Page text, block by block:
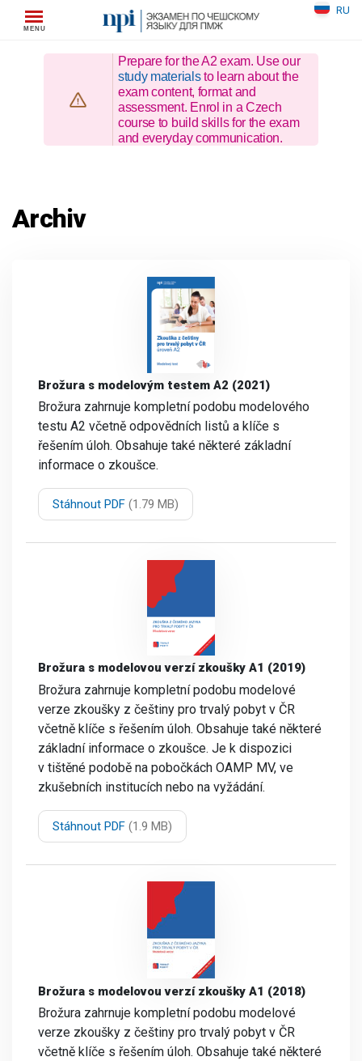
RU
Prepare for the A2 exam. Use our
study materialsto learn about the
exam content, format and
assessment. Enrol in a Czech
course to build skills for the exam
and everyday communication.
Archiv
Brožura s modelovým testem A2 (2021)
Brožura zahrnuje kompletní podobu modelového
testu A2 včetně odpovědních listů a klíče s
řešením úloh. Obsahuje také některé základní
informace o zkoušce.
Stáhnout PDF (1.79 MB)
Brožura s modelovou verzí zkoušky A1 (2019)
Brožura zahrnuje kompletní podobu modelové
verze zkoušky z češtiny pro trvalý pobyt v ČR
včetně klíče s řešením úloh. Obsahuje také některé
základní informace o zkoušce. Je k dispozici
v tištěné podobě na pobočkách OAMP MV, ve
zkušebních institucích nebo na vyžádání.
Stáhnout PDF (1.9 MB)
Brožura s modelovou verzí zkoušky A1 (2018)
Brožura zahrnuje kompletní podobu modelové
verze zkoušky z češtiny pro trvalý pobyt v ČR
včetně klíče s řešením úloh. Obsahuje také některé